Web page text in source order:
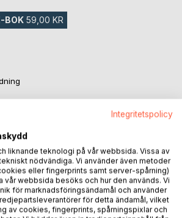
BOK 59,00 KR
I KUNDVAGNEN
Integritetspolicy
liknande teknologi på vår webbsida. Vissa av
nödvändiga. Vi använder även metoder
eller fingerprints samt server-spårning)
vår webbsida besöks och hur den används. Vi
för marknadsföringsändamål och använder
för detta ändamål, vilket
av cookies, fingerprints, spårningspixlar och